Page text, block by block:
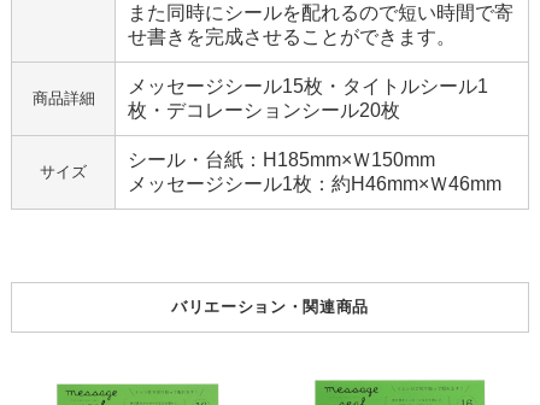
また同時にシールを配れるので短い時間で寄
せ書きを完成させることができます。
商品詳細
メッセージシール15枚・タイトルシール1
枚・デコレーションシール20枚
サイズ
シール・台紙：H185mm×Ｗ150mm
メッセージシール1枚：約H46mm×Ｗ46mm
バリエーション・関連商品